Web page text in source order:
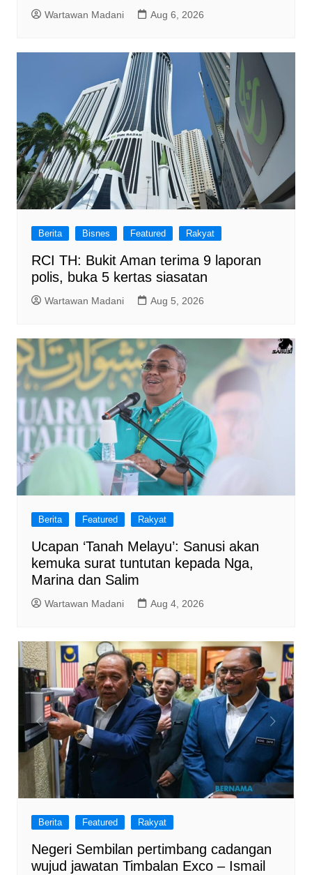
Wartawan Madani Aug 6, 2026
Berita Bisnes Featured Rakyat
RCI TH: Bukit Aman terima 9 laporan
polis, buka 5 kertas siasatan
Wartawan Madani Aug 5, 2026
Berita Featured Rakyat
Ucapan ‘Tanah Melayu’: Sanusi akan
kemuka surat tuntutan kepada Nga,
Marina dan Salim
Wartawan Madani Aug 4, 2026
Berita Featured Rakyat
Negeri Sembilan pertimbang cadangan
wujud jawatan Timbalan Exco – Ismail